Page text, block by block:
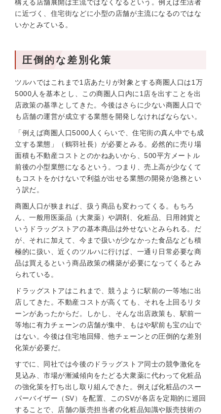
構える店舗展開は主流ではなくなるという。例えば生活者
に近づく、住宅街などに小型の店舗が主流になるのではな
いかとみている。
圧倒的な差別化策
ツルハではこれまで1店あたりが対象とする商圏人口は1万
5000人を基本とし、この商圏人口内に1店を出すことを出
店政策の基準としてきた。今後はさらに少ない商圏人口で
も店舗の運営が成立する業態を開発しなければならない。
「例えば商圏人口5000人くらいで、住宅街の真ん中でも成
立する業態」（鶴羽社長）が必要とみる。必然的に売り場
面積も不動産コストとのかねあいから、500平方メートル
前後の小型業態になるという。つまり、売上高が少なくて
もコストをかけないで利益が出せる業態の開発が急務とい
う訳だ。
商圏人口が狭まれば、扱う商品も変わってくる。もちろ
ん、一般用医薬品（大衆薬）や調剤、化粧品、日用雑貨と
いうドラッグストアの基本商品は外せないとみられる。だ
が、それに加えて、今まで扱いが少なかった食品なども積
極的に扱い、近くのツルハに行けば、一通り日常必要な商
品は買えるという商品政策の構築が必要になってくるとみ
られている。
ドラッグストアはこれまで、競うように駅前の一等地に出
店してきた。不動産コストが高くても、それを上回るリタ
ーンがあったからだ。しかし、そんな出店政策も、駅前一
等地に有力チェーンの店舗が集中、もはや駅前も宝の山で
はない。今後は住宅地回帰、他チェーンとの圧倒的な差別
化策が必要だ。
すでに、同社では今後のドラッグストア同士の競争激化を
見込み、市場が漸減傾向をたどる大衆薬に代わって化粧品
の強化策を打ち出し取り組んできた。例えば化粧品のスー
パーバイザー（SV）を配置、このSVが各店を定期的に巡回
することで、店舗の販売担当者の化粧品知識や販売技術の